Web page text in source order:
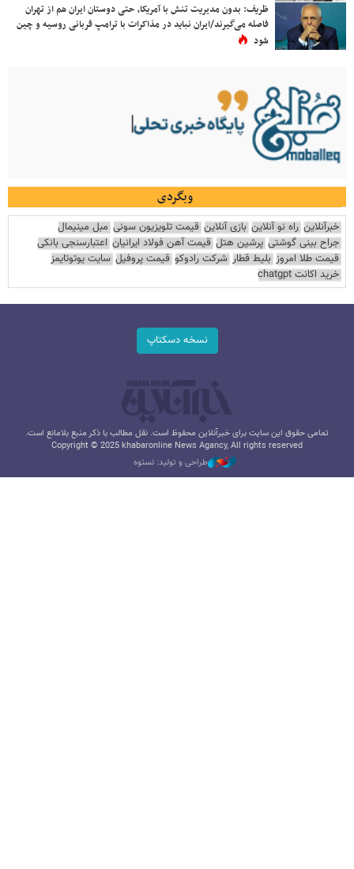
ظریف: بدون مدیریت تنش با آمریکا، حتی دوستان ایران هم از تهران
فاصله می‌گیرند/ایران نباید در مذاکرات با ترامپ قربانی روسیه و چین
شود
وبگردی
خبرآنلاین راه نو آنلاین بازی آنلاین قیمت تلویزیون سونی مبل مینیمال
جراح بینی گوشتی پرشین هتل قیمت آهن فولاد ایرانیان اعتبارسنجی بانکی
قیمت طلا امروز بلیط قطار شرکت رادوکو قیمت پروفیل سایت یوتوتایمز
خرید اکانت chatgpt
نسخه دسکتاپ
تمامی حقوق این سایت برای خبرآنلاین محفوظ است. نقل مطالب با ذکر منبع بلامانع است.
Copyright © 2025 khabaronline News Agancy, All rights reserved
طراحی و تولید: نستوه